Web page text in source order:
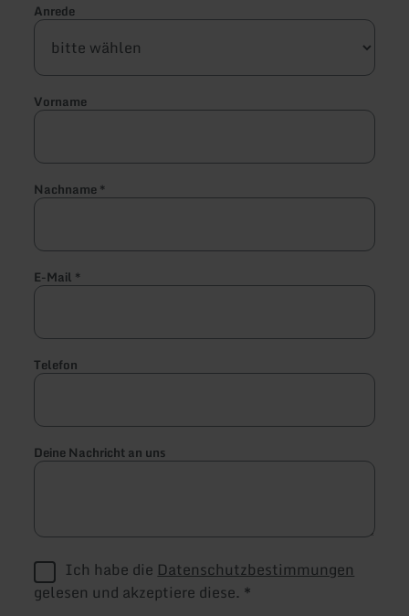
Anrede
Vorname
Nachname*
E-Mail *
Telefon
Deine Nachricht an uns
Ich habe die Datenschutzbestimmungen
gelesen und akzeptiere diese. *